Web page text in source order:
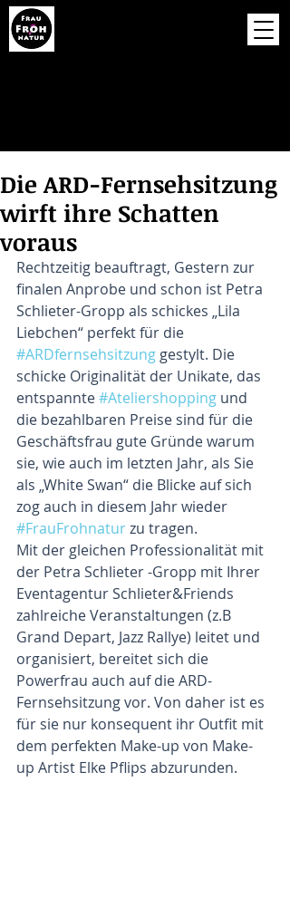
Die ARD-Fernsehsitzung
wirft ihre Schatten
voraus
Rechtzeitig beauftragt, Gestern zur
finalen Anprobe und schon ist Petra
Schlieter-Gropp als schickes „Lila
Liebchen“ perfekt für die
#ARDfernsehsitzung gestylt. Die
schicke Originalität der Unikate, das
entspannte #Ateliershopping und
die bezahlbaren Preise sind für die
Geschäftsfrau gute Gründe warum
sie, wie auch im letzten Jahr, als Sie
als „White Swan“ die Blicke auf sich
zog auch in diesem Jahr wieder
#FrauFrohnatur zu tragen.
Mit der gleichen Professionalität mit
der Petra Schlieter -Gropp mit Ihrer
Eventagentur Schlieter&Friends
zahlreiche Veranstaltungen (z.B
Grand Depart, Jazz Rallye) leitet und
organisiert, bereitet sich die
Powerfrau auch auf die ARD-
Fernsehsitzung vor. Von daher ist es
für sie nur konsequent ihr Outfit mit
dem perfekten Make-up von Make-
up Artist Elke Pflips abzurunden.